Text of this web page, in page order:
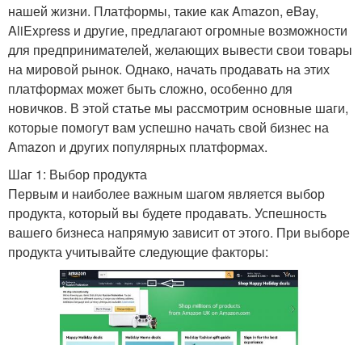
нашей жизни. Платформы, такие как Amazon, eBay,
AliExpress и другие, предлагают огромные возможности
для предпринимателей, желающих вывести свои товары
на мировой рынок. Однако, начать продавать на этих
платформах может быть сложно, особенно для
новичков. В этой статье мы рассмотрим основные шаги,
которые помогут вам успешно начать свой бизнес на
Amazon и других популярных платформах.
Шаг 1: Выбор продукта
Первым и наиболее важным шагом является выбор
продукта, который вы будете продавать. Успешность
вашего бизнеса напрямую зависит от этого. При выборе
продукта учитывайте следующие факторы: